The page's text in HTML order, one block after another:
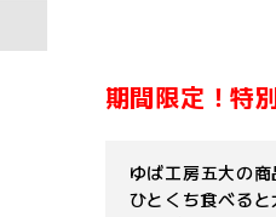
期間限定！特
ゆば工房五大の
ひとくち食べると